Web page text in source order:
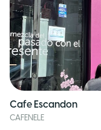
Cafe Escandon
CAFENELE